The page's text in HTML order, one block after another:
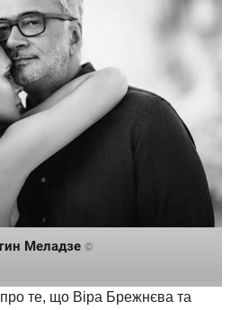
Меладзе ©
те, що Віра Брежнєва та